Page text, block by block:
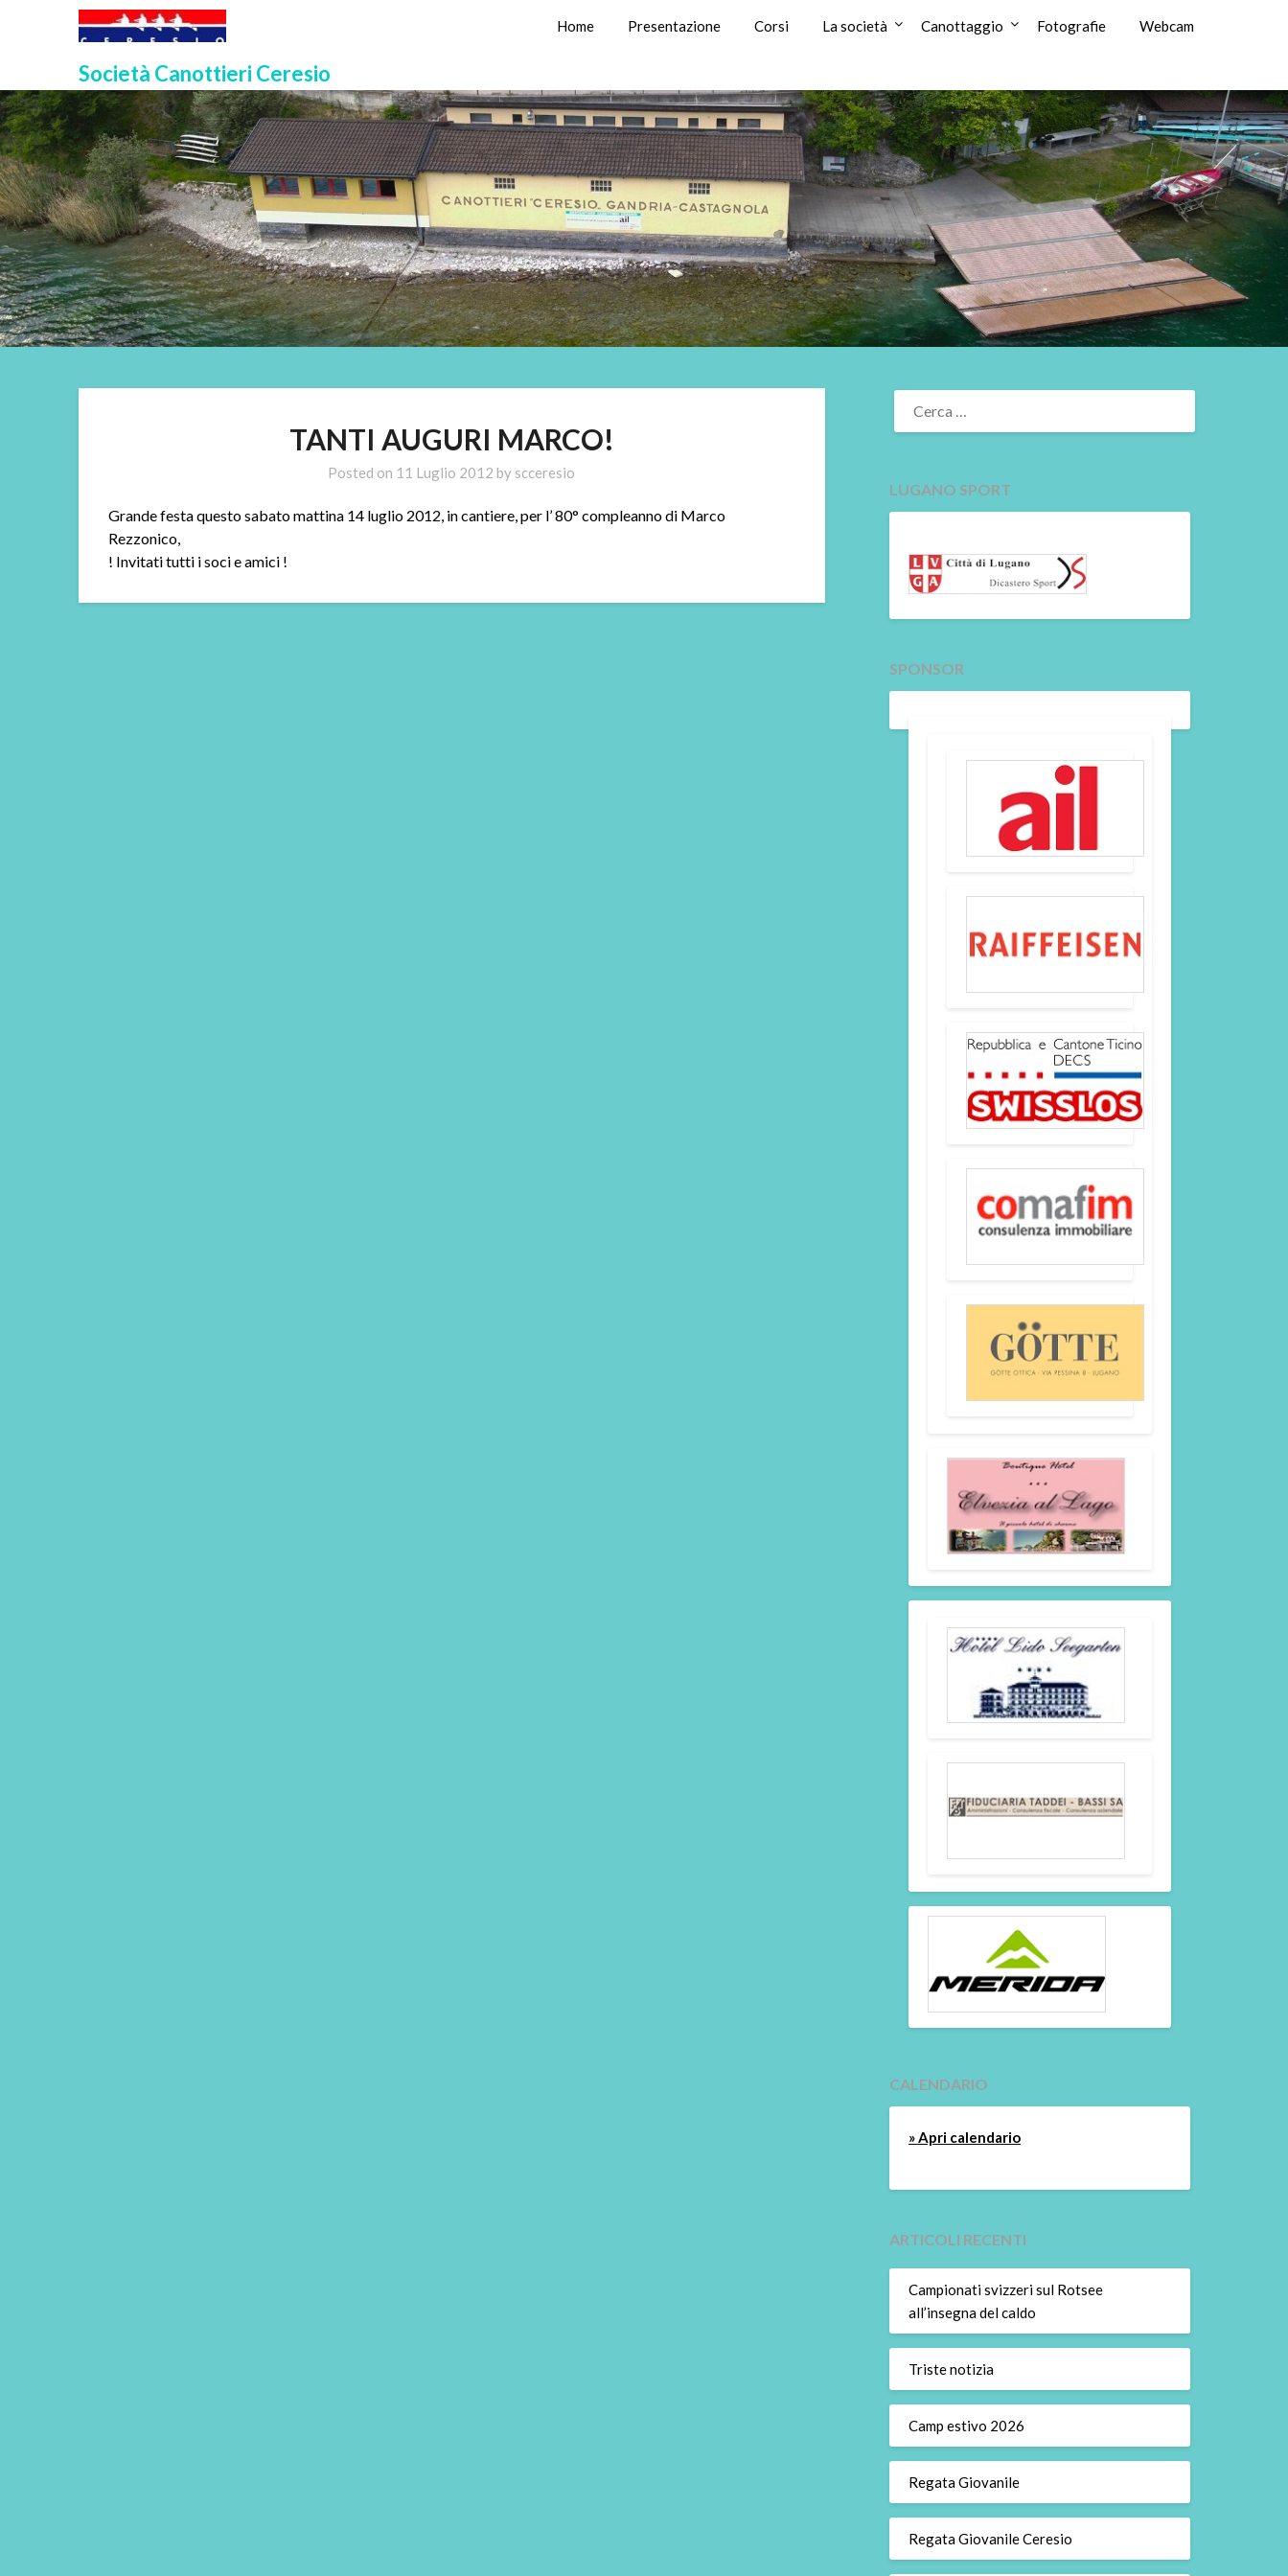
Società Canottieri Ceresio
Home Presentazione Corsi La società Canottaggio Fotografie Webcam
TANTI AUGURI MARCO!
Posted on 11 Luglio 2012 by scceresio
Grande festa questo sabato mattina 14 luglio 2012, in cantiere, per l’ 80° compleanno di Marco
Rezzonico,
! Invitati tutti i soci e amici !
RICERCA
PER:
LUGANO SPORT
SPONSOR
CALENDARIO
» Apri calendario
ARTICOLI RECENTI
Campionati svizzeri sul Rotsee
all’insegna del caldo
Triste notizia
Camp estivo 2026
Regata Giovanile
Regata Giovanile Ceresio